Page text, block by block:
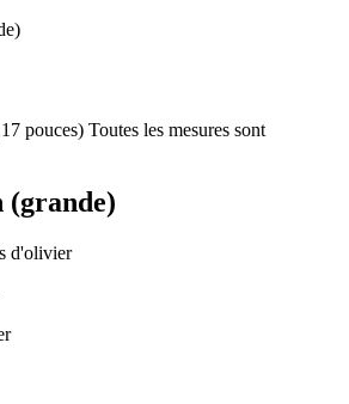
pouces) Toutes les mesures sont
(grande)
d'olivier